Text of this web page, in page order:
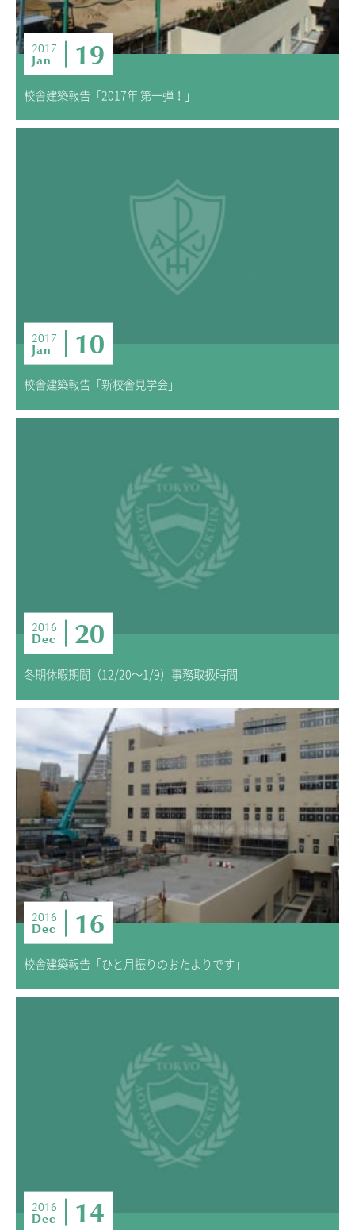
2017
Jan 19
校舎建築報告「2017年 第一弾！」
2017
Jan 10
校舎建築報告「新校舎見学会」
2016
Dec 20
冬期休暇期間（12/20～1/9）事務取扱時間
2016
Dec 16
校舎建築報告「ひと月振りのおたよりです」
2016
Dec 14